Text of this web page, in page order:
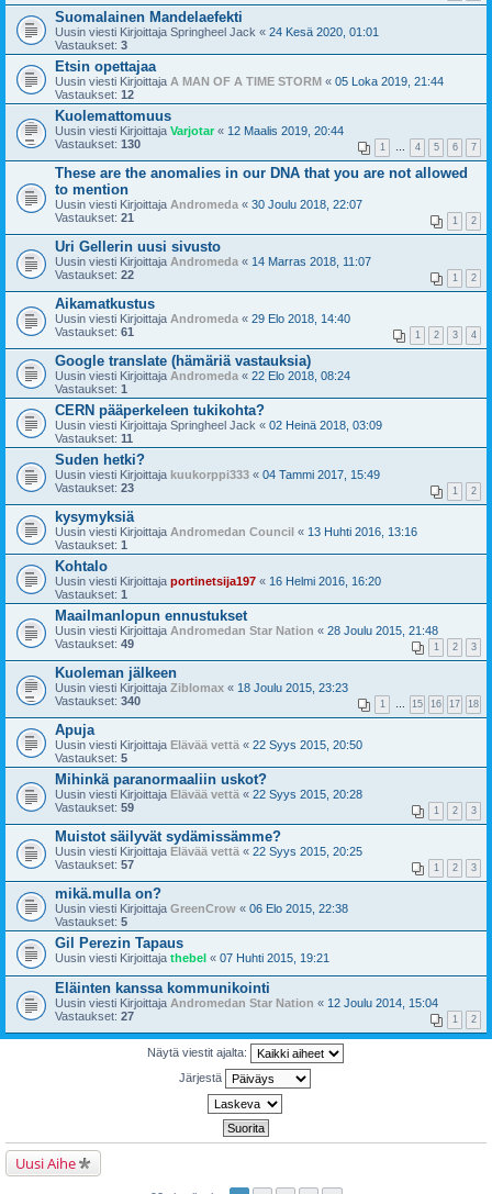
Suomalainen Mandelaefekti
Uusin viesti Kirjoittaja Springheel Jack « 24 Kesä 2020, 01:01
Vastaukset: 3
Etsin opettajaa
Uusin viesti Kirjoittaja A MAN OF A TIME STORM « 05 Loka 2019, 21:44
Vastaukset: 12
Kuolemattomuus
Uusin viesti Kirjoittaja Varjotar « 12 Maalis 2019, 20:44
Vastaukset: 130 1 … 4 5 6 7
These are the anomalies in our DNA that you are not allowed
to mention
Uusin viesti Kirjoittaja Andromeda « 30 Joulu 2018, 22:07
Vastaukset: 21 1 2
Uri Gellerin uusi sivusto
Uusin viesti Kirjoittaja Andromeda « 14 Marras 2018, 11:07
Vastaukset: 22 1 2
Aikamatkustus
Uusin viesti Kirjoittaja Andromeda « 29 Elo 2018, 14:40
Vastaukset: 61 1 2 3 4
Google translate (hämäriä vastauksia)
Uusin viesti Kirjoittaja Andromeda « 22 Elo 2018, 08:24
Vastaukset: 1
CERN pääperkeleen tukikohta?
Uusin viesti Kirjoittaja Springheel Jack « 02 Heinä 2018, 03:09
Vastaukset: 11
Suden hetki?
Uusin viesti Kirjoittaja kuukorppi333 « 04 Tammi 2017, 15:49
Vastaukset: 23 1 2
kysymyksiä
Uusin viesti Kirjoittaja Andromedan Council « 13 Huhti 2016, 13:16
Vastaukset: 1
Kohtalo
Uusin viesti Kirjoittaja portinetsija197 « 16 Helmi 2016, 16:20
Vastaukset: 1
Maailmanlopun ennustukset
Uusin viesti Kirjoittaja Andromedan Star Nation « 28 Joulu 2015, 21:48
Vastaukset: 49 1 2 3
Kuoleman jälkeen
Uusin viesti Kirjoittaja Ziblomax « 18 Joulu 2015, 23:23
Vastaukset: 340 1 … 15 16 17 18
Apuja
Uusin viesti Kirjoittaja Elävää vettä « 22 Syys 2015, 20:50
Vastaukset: 5
Mihinkä paranormaaliin uskot?
Uusin viesti Kirjoittaja Elävää vettä « 22 Syys 2015, 20:28
Vastaukset: 59 1 2 3
Muistot säilyvät sydämissämme?
Uusin viesti Kirjoittaja Elävää vettä « 22 Syys 2015, 20:25
Vastaukset: 57 1 2 3
mikä.mulla on?
Uusin viesti Kirjoittaja GreenCrow « 06 Elo 2015, 22:38
Vastaukset: 5
Gil Perezin Tapaus
Uusin viesti Kirjoittaja thebel « 07 Huhti 2015, 19:21
Eläinten kanssa kommunikointi
Uusin viesti Kirjoittaja Andromedan Star Nation « 12 Joulu 2014, 15:04
Vastaukset: 27 1 2
Näytä viestit ajalta:
Järjestä
Uusi Aihe